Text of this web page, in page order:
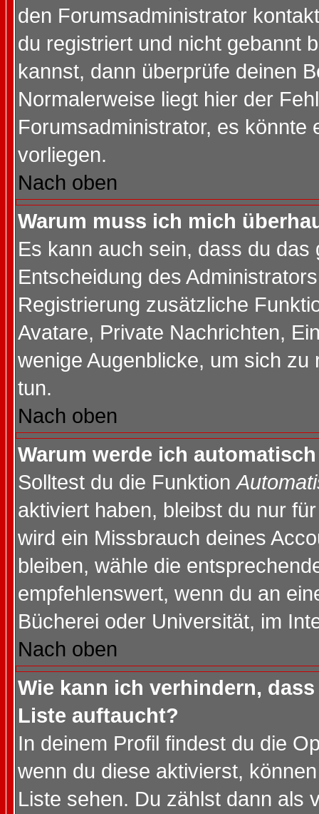
den Forumsadministrator
du registriert und nicht gebannt
kannst, dann überprüfe deinen
Normalerweise liegt hier der
Forumsadministrator, es könnte
vorliegen.
Nach oben
Warum muss ich mich
Es kann auch sein, dass du
Entscheidung des
Registrierung zusätzliche
Avatare, Private Nachrichten,
wenige Augenblicke, um sich
tun.
Nach oben
Warum werde ich
Solltest du die Funktion
aktiviert haben, bleibst du nur
wird ein Missbrauch deines
bleiben, wähle die
empfehlenswert, wenn du an
Bücherei oder Universität, im
Nach oben
Wie kann ich verhindern,
Liste auftaucht?
In deinem Profil findest du die
wenn du diese aktivierst,
Liste sehen. Du zählst dann als